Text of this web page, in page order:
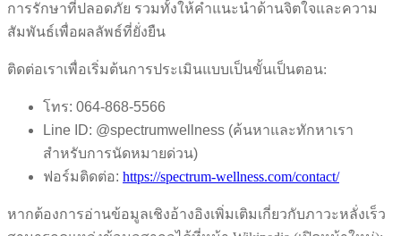
การรักษาที่ปลอดภัย รวมทั้งให้คำแนะนำด้านจิตใจและความ
สัมพันธ์เพื่อผลลัพธ์ที่ยั่งยืน
ติดต่อเราเพื่อเริ่มต้นการประเมินแบบเป็นขั้นเป็นตอน:
โทร: 064-868-5566
Line ID: @spectrumwellness (ค้นหาและทักหาเรา
สำหรับการนัดหมายด่วน)
ฟอร์มติดต่อ: https://spectrum-wellness.com/contact/
หากต้องการอ่านข้อมูลเชิงอ้างอิงเพิ่มเติมเกี่ยวกับภาวะหลั่งเร็ว